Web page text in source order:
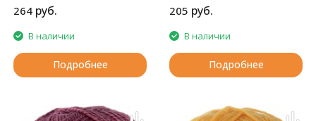
264 руб.
В наличии
Подробнее
205 руб.
В наличии
Подробнее